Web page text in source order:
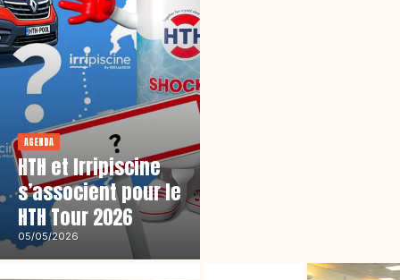
AGENDA
HTH et Irripiscine
s’associent pour le
HTH Tour 2026
05/05/2026